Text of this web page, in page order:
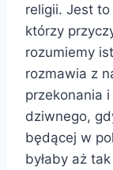
religii. Jest
którzy
rozumiemy
rozmawia z
przekonania
dziwnego,
będącej w
byłaby aż